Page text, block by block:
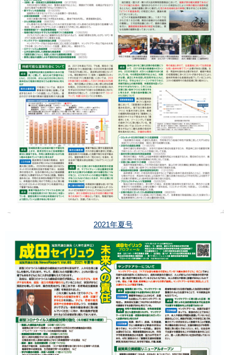
2021年夏号